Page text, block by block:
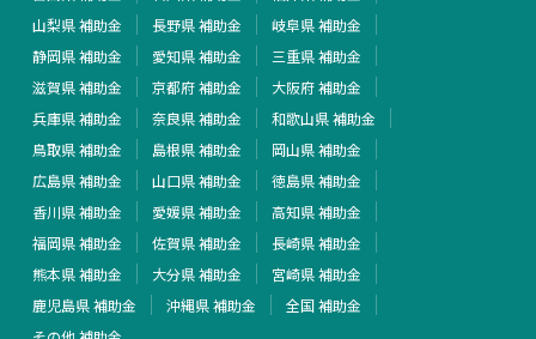
山梨県 補助金
長野県 補助金
岐阜県 補助金
静岡県 補助金
愛知県 補助金
三重県 補助金
滋賀県 補助金
京都府 補助金
大阪府 補助金
兵庫県 補助金
奈良県 補助金
和歌山県 補助金
鳥取県 補助金
島根県 補助金
岡山県 補助金
広島県 補助金
山口県 補助金
徳島県 補助金
香川県 補助金
愛媛県 補助金
高知県 補助金
福岡県 補助金
佐賀県 補助金
長崎県 補助金
熊本県 補助金
大分県 補助金
宮崎県 補助金
鹿児島県 補助金
沖縄県 補助金
全国 補助金